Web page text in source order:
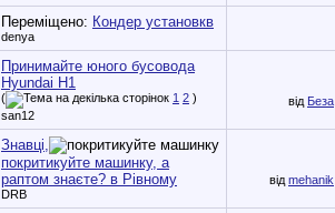
Переміщено: Кондер установкв
denya
Принимайте юного бусовода
Hyundai H1
( 1 2 )
san12
від Беза
Знавці,
покритикуйте машинку, а
раптом знаєте? в Рівному
DRB
від mehanik